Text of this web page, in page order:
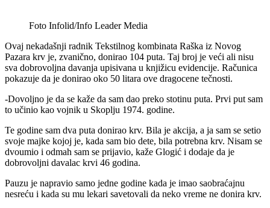
Foto Infolid/Info Leader Media
Ovaj nekadašnji radnik Tekstilnog kombinata Raška iz Novog
Pazara krv je, zvanično, donirao 104 puta. Taj broj je veći ali nisu
sva dobrovoljna davanja upisivana u knjižicu evidencije. Računica
pokazuje da je donirao oko 50 litara ove dragocene tečnosti.
-Dovoljno je da se kaže da sam dao preko stotinu puta. Prvi put sam
to učinio kao vojnik u Skoplju 1974. godine.
Te godine sam dva puta donirao krv. Bila je akcija, a ja sam se setio
svoje majke kojoj je, kada sam bio dete, bila potrebna krv. Nisam se
dvoumio i odmah sam se prijavio, kaže Glogić i dodaje da je
dobrovoljni davalac krvi 46 godina.
Pauzu je napravio samo jedne godine kada je imao saobraćajnu
nesreću i kada su mu lekari savetovali da neko vreme ne donira krv.